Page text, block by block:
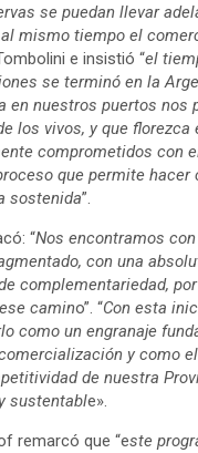
se puedan llevar
mismo tiempo el
e insistió “el
se terminó en la
en nuestros puertos nos
los vivos, y que florezca
comprometidos con
que permite hacer
sostenida”.
“Nos encontramos
con una
complementariedad,
camino”. “Con esta
como un engranaje
y como
de nuestra
sustentable».
remarcó que “este